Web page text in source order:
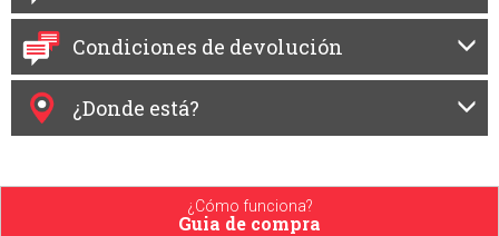
Condiciones de devolución
¿Donde está?
¿Cómo funciona?
Guia de compra